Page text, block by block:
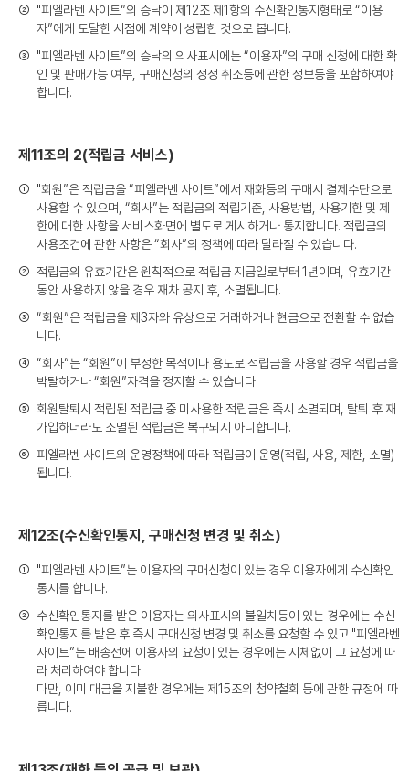
② "피엘라벤 사이트”의 승낙이 제12조 제1항의 수신확인통지형태로 “이용
자”에게 도달한 시점에 계약이 성립한 것으로 봅니다.
③ "피엘라벤 사이트”의 승낙의 의사표시에는 “이용자”의 구매 신청에 대한 확
인 및 판매가능 여부, 구매신청의 정정 취소등에 관한 정보등을 포함하여야
합니다.
제11조의 2(적립금 서비스)
① "회원”은 적립금을 “피엘라벤 사이트”에서 재화등의 구매시 결제수단으로
사용할 수 있으며, “회사”는 적립금의 적립기준, 사용방법, 사용기한 및 제
한에 대한 사항을 서비스화면에 별도로 게시하거나 통지합니다. 적립금의
사용조건에 관한 사항은 “회사”의 정책에 따라 달라질 수 있습니다.
② 적립금의 유효기간은 원칙적으로 적립금 지급일로부터 1년이며, 유효기간
동안 사용하지 않을 경우 재차 공지 후, 소멸됩니다.
③ “회원”은 적립금을 제3자와 유상으로 거래하거나 현금으로 전환할 수 없습
니다.
④ “회사”는 “회원”이 부정한 목적이나 용도로 적립금을 사용할 경우 적립금을
박탈하거나 “회원”자격을 정지할 수 있습니다.
⑤ 회원탈퇴시 적립된 적립금 중 미사용한 적립금은 즉시 소멸되며, 탈퇴 후 재
가입하더라도 소멸된 적립금은 복구되지 아니합니다.
⑥ 피엘라벤 사이트의 운영정책에 따라 적립금이 운영(적립, 사용, 제한, 소멸)
됩니다.
제12조(수신확인통지, 구매신청 변경 및 취소)
① "피엘라벤 사이트”는 이용자의 구매신청이 있는 경우 이용자에게 수신확인
통지를 합니다.
② 수신확인통지를 받은 이용자는 의사표시의 불일치등이 있는 경우에는 수신
확인통지를 받은 후 즉시 구매신청 변경 및 취소를 요청할 수 있고 "피엘라벤
사이트”는 배송전에 이용자의 요청이 있는 경우에는 지체없이 그 요청에 따
라 처리하여야 합니다.
다만, 이미 대금을 지불한 경우에는 제15조의 청약철회 등에 관한 규정에 따
릅니다.